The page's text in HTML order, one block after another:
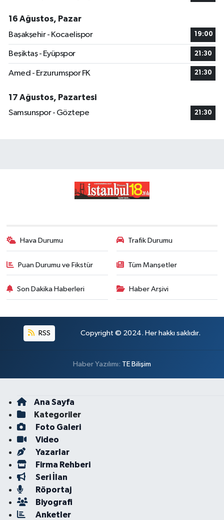
16 Ağustos, Pazar
Başakşehir - Kocaelispor
19:00
Beşiktaş - Eyüpspor 21:30
Amed - Erzurumspor FK 21:30
17 Ağustos, Pazartesi
Samsunspor - Göztepe
21:30
Hava Durumu Trafik Durumu
Puan Durumu ve Fikstür Tüm Manşetler
Son Dakika Haberleri Haber Arşivi
RSS Copyright © 2024. Her hakkı saklıdır.
Haber Yazılımı: TE Bilişim
Ana Sayfa
Kategoriler
Foto Galeri
Video
Yazarlar
Firma Rehberi
Seri İlan
Röportaj
Biyografi
Anketler